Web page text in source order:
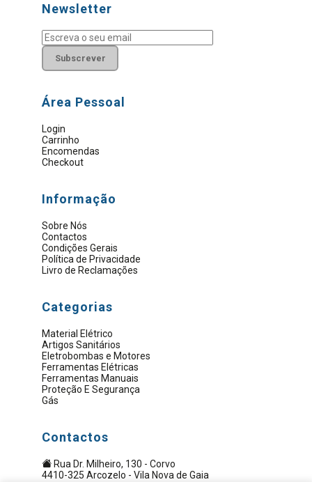
Newsletter
Subscrever
Área Pessoal
Login
Carrinho
Encomendas
Checkout
Informação
Sobre Nós
Contactos
Condições Gerais
Política de Privacidade
Livro de Reclamações
Categorias
Material Elétrico
Artigos Sanitários
Eletrobombas e Motores
Ferramentas Elétricas
Ferramentas Manuais
Proteção E Segurança
Gás
Contactos
Rua Dr. Milheiro, 130 - Corvo
4410-325 Arcozelo - Vila Nova de Gaia